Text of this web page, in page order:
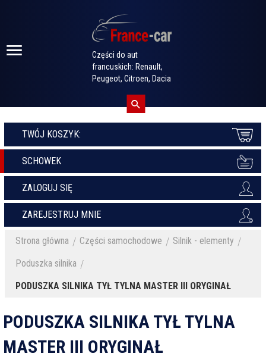
Części do aut
francuskich: Renault,
Peugeot, Citroen, Dacia
TWÓJ KOSZYK:
SCHOWEK
ZALOGUJ SIĘ
ZAREJESTRUJ MNIE
Strona główna Części samochodowe
Silnik - elementy
Poduszka silnika
PODUSZKA SILNIKA TYŁ TYLNA MASTER III ORYGINAŁ
PODUSZKA SILNIKA TYŁ TYLNA
MASTER III ORYGINAŁ